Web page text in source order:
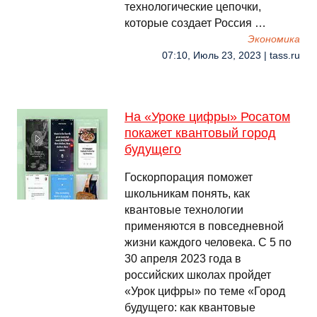
технологические цепочки,
которые создает Россия …
Экономика
07:10, Июль 23, 2023 | tass.ru
На «Уроке цифры» Росатом
покажет квантовый город
будущего
Госкорпорация поможет
школьникам понять, как
квантовые технологии
применяются в повседневной
жизни каждого человека. С 5 по
30 апреля 2023 года в
российских школах пройдет
«Урок цифры» по теме «Город
будущего: как квантовые